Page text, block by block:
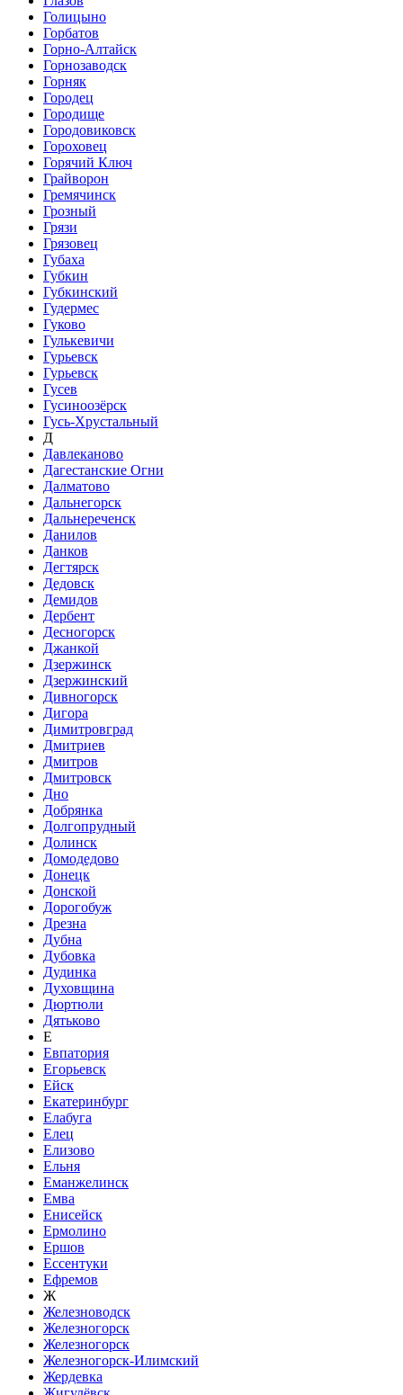
Голицыно
Горбатов
Горно-Алтайск
Горнозаводск
Горняк
Городец
Городище
Городовиковск
Гороховец
Горячий Ключ
Грайворон
Гремячинск
Грозный
Грязи
Грязовец
Губаха
Губкин
Губкинский
Гудермес
Гуково
Гулькевичи
Гурьевск
Гурьевск
Гусев
Гусиноозёрск
Гусь-Хрустальный
Д
Давлеканово
Дагестанские Огни
Далматово
Дальнегорск
Дальнереченск
Данилов
Данков
Дегтярск
Дедовск
Демидов
Дербент
Десногорск
Джанкой
Дзержинск
Дзержинский
Дивногорск
Дигора
Димитровград
Дмитриев
Дмитров
Дмитровск
Дно
Добрянка
Долгопрудный
Долинск
Домодедово
Донецк
Донской
Дорогобуж
Дрезна
Дубна
Дубовка
Дудинка
Духовщина
Дюртюли
Дятьково
Е
Евпатория
Егорьевск
Ейск
Екатеринбург
Елабуга
Елец
Елизово
Ельня
Еманжелинск
Емва
Енисейск
Ермолино
Ершов
Ессентуки
Ефремов
Ж
Железноводск
Железногорск
Железногорск
Железногорск-Илимский
Жердевка